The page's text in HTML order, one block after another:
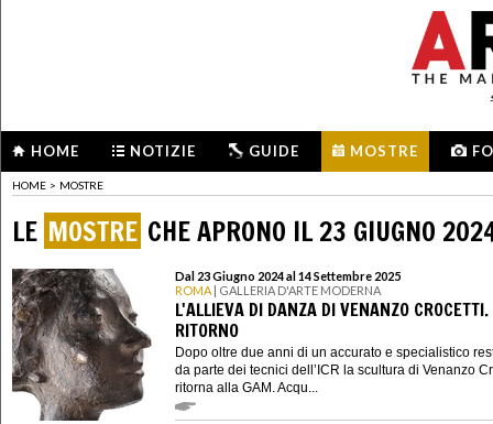
HOME NOTIZIE GUIDE MOSTRE
HOME > MOSTRE
LE MOSTRE CHE APRONO IL 23 GIUGNO
Dal 23 Giugno 2024 al 14 Settembre 2025
ROMA | GALLERIA D'ARTE MODERNA
L'ALLIEVA DI DANZA DI VENANZO
RITORNO
Dopo oltre due anni di un accurato e specialistico
da parte dei tecnici dell’ICR la scultura di Venanzo
ritorna alla GAM. Acqu...